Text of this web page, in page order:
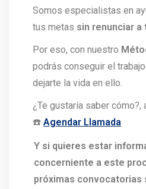
Somos especialistas en
tus metas sin renunciar a
Por eso, con nuestro
podrás conseguir el
dejarte la vida en ello.
¿Te gustaría saber cómo?,
☎️ Agendar Llamada
Y si quieres estar
concerniente a este
próximas convocatorias